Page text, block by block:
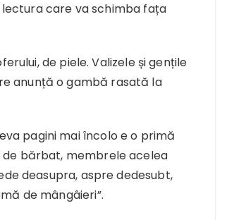
care va schimba fața
de piele. Valizele și gențile
anunță o gambă rasată la
pagini mai încolo e o primă
de bărbat, membrele acelea
deasupra, aspre dedesubt,
de mângâieri”.